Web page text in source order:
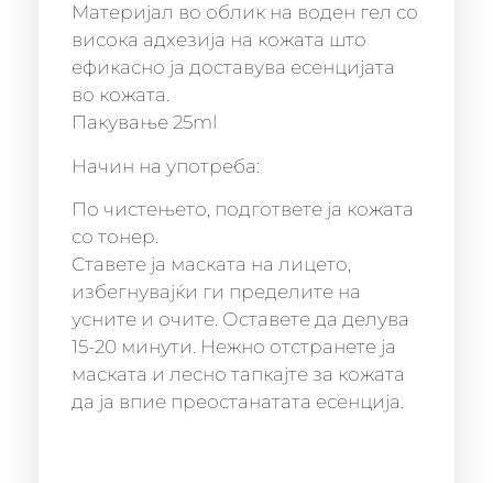
Материјал во облик на воден гел со
висока адхезија на кожата што
ефикасно ја доставува есенцијата
во кожата.
Пакување 25ml
Начин на употреба:
По чистењето, подгответе ја кожата
со тонер.
Ставете ја маската на лицето,
избегнувајќи ги пределите на
усните и очите. Оставете да делува
15-20 минути. Нежно отстранете ја
маската и лесно тапкајте за кожата
да ја впие преостанатата есенција.